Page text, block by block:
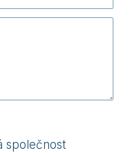
společnost